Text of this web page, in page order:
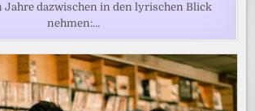
Jahre dazwischen in den lyrischen Blick
nehmen:…